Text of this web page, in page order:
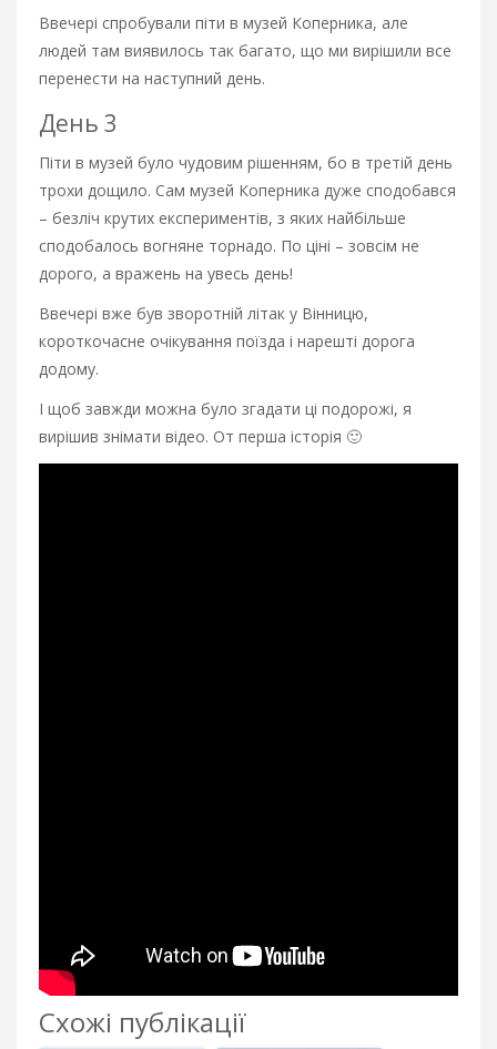
Ввечері спробували піти в музей Коперника, але
людей там виявилось так багато, що ми вирішили все
перенести на наступний день.
День 3
Піти в музей було чудовим рішенням, бо в третій день
трохи дощило. Сам музей Коперника дуже сподобався
– безліч крутих експериментів, з яких найбільше
сподобалось вогняне торнадо. По ціні – зовсім не
дорого, а вражень на увесь день!
Ввечері вже був зворотній літак у Вінницю,
короткочасне очікування поїзда і нарешті дорога
додому.
І щоб завжди можна було згадати ці подорожі, я
вирішив знімати відео. От перша історія 🙂
Схожі публікації